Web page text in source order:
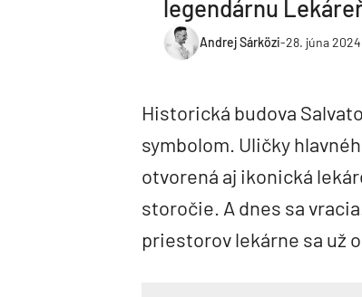
legendárnu
Andrej Sárközi-28. júna 2024
Historická budova
symbolom. Uličky
otvorená aj ikonická
storočie. A dnes sa
priestorov lekárne sa už